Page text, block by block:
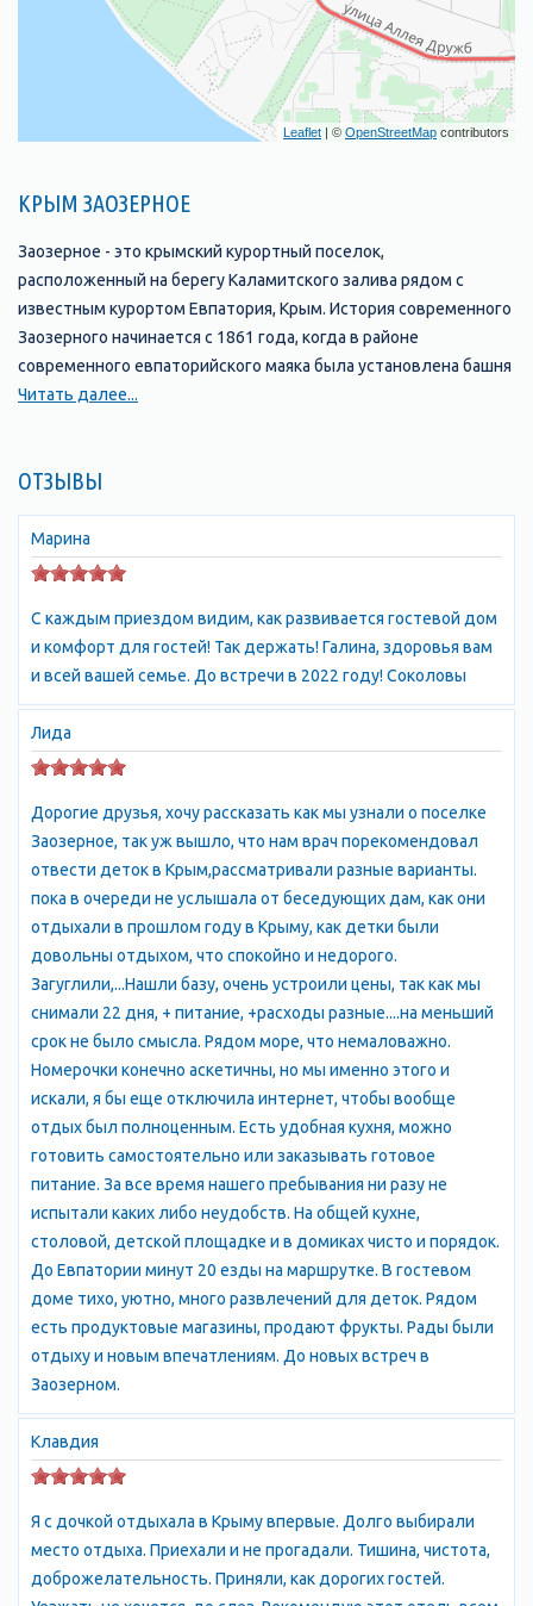
Leaflet | © OpenStreetMap contributors
КРЫМ ЗАОЗЕРНОЕ
Заозерное - это крымский курортный поселок,
расположенный на берегу Каламитского залива рядом с
известным курортом Евпатория, Крым. История современного
Заозерного начинается с 1861 года, когда в районе
современного евпаторийского маяка была установлена башня
первого маяка. Поселок, получивший название Заозерное,
Поселок примечателен широким песчаным пляжем,
морем и близостью лечебного озера Мойнаки.
Здесь расположено множество детских здравниц,
Заозерном, Евпатория. Отдых в Заозерном покорит Вас
золотистыми песчаными пляжами, теплым морем с пологим
берегом, гостеприимством местных жителей, лечебным и
косметическим эффектом от крымских грязей, который Вы
почувствуете уже во время пребывания в Заозерном, Крым.
Множество пансионатов Заозерного, большинство из
комфортное проживание и широкий спектр услуг. Западный
берег Крыма известен своими здравницами и детскими
центрами, и Заозерное - не исключение. Уникальный климат
благоприятно действует на здоровье детей и взрослых,
многие санатории Заозерного оборудованы собственными
грязелечебницами. Центральный пляж поселка Заозерное -
бесплатный, чистый, со всеми удобствами. Тех, кто хочет
отдохнуть в районе Заозерное дикарем, привлекают пустые
песчаные пляжи между Заозерным и Молочным, дикий
(Солдатский) пляж в Заозерном. Инфраструктура поселка
хорошо развита, имеются небольшие магазинчики, кафе, бары,
рынки, дискотеки, отделения банков, различные морские
развлечения для детей и взрослых. Поселок Заозерное, Крым,
расположен в 15 минутах езды от центра Евпатории, так что
если во время спокойного отдыха в Заозерном Вам захочется
развлечься, Вы можете посетить евпаторические ночные
дискотеки, посетить различные аттракционы или совершить
экскурсию в любой уголок Крыма.
Читать далее...
ОТЗЫВЫ
Марина
С каждым приездом видим, как развивается гостевой дом
и комфорт для гостей! Так держать! Галина, здоровья вам
и всей вашей семье. До встречи в 2022 году! Соколовы
Лида
Дорогие друзья, хочу рассказать как мы узнали о поселке
Заозерное, так уж вышло, что нам врач порекомендовал
отвести деток в Крым,рассматривали разные варианты.
пока в очереди не услышала от беседующих дам, как они
отдыхали в прошлом году в Крыму, как детки были
довольны отдыхом, что спокойно и недорого.
Загуглили,...Нашли базу, очень устроили цены, так как мы
снимали 22 дня, + питание, +расходы разные....на меньший
срок не было смысла. Рядом море, что немаловажно.
Номерочки конечно аскетичны, но мы именно этого и
искали, я бы еще отключила интернет, чтобы вообще
отдых был полноценным. Есть удобная кухня, можно
готовить самостоятельно или заказывать готовое
питание. За все время нашего пребывания ни разу не
испытали каких либо неудобств. На общей кухне,
столовой, детской площадке и в домиках чисто и порядок.
До Евпатории минут 20 езды на маршрутке. В гостевом
доме тихо, уютно, много развлечений для деток. Рядом
есть продуктовые магазины, продают фрукты. Рады были
отдыху и новым впечатлениям. До новых встреч в
Заозерном.
Клавдия
Я с дочкой отдыхала в Крыму впервые. Долго выбирали
место отдыха. Приехали и не прогадали. Тишина, чистота,
доброжелательность. Приняли, как дорогих гостей.